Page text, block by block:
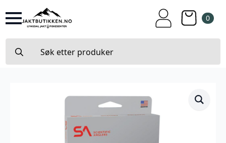
0
for: